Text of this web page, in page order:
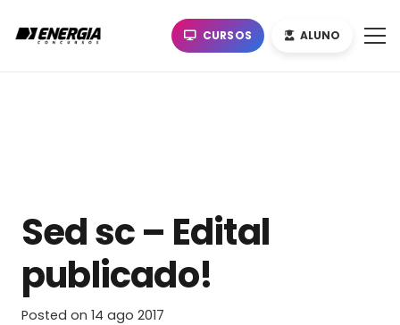
CURSOS ALUNO
Sed sc – Edital
publicado!
Posted on 14 ago 2017